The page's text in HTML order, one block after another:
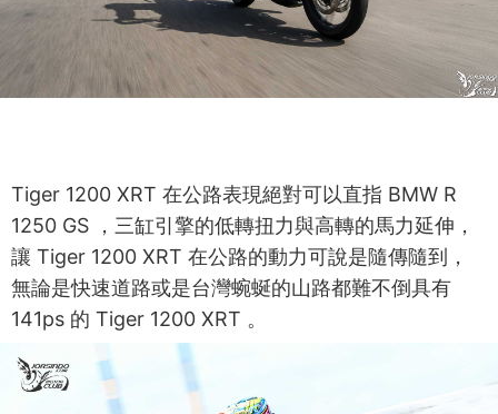
Tiger 1200 XRT 在公路表現絕對可以直指 BMW R
1250 GS ，三缸引擎的低轉扭力與高轉的馬力延伸，
讓 Tiger 1200 XRT 在公路的動力可說是隨傳隨到，
無論是快速道路或是台灣蜿蜒的山路都難不倒具有
141ps 的 Tiger 1200 XRT 。